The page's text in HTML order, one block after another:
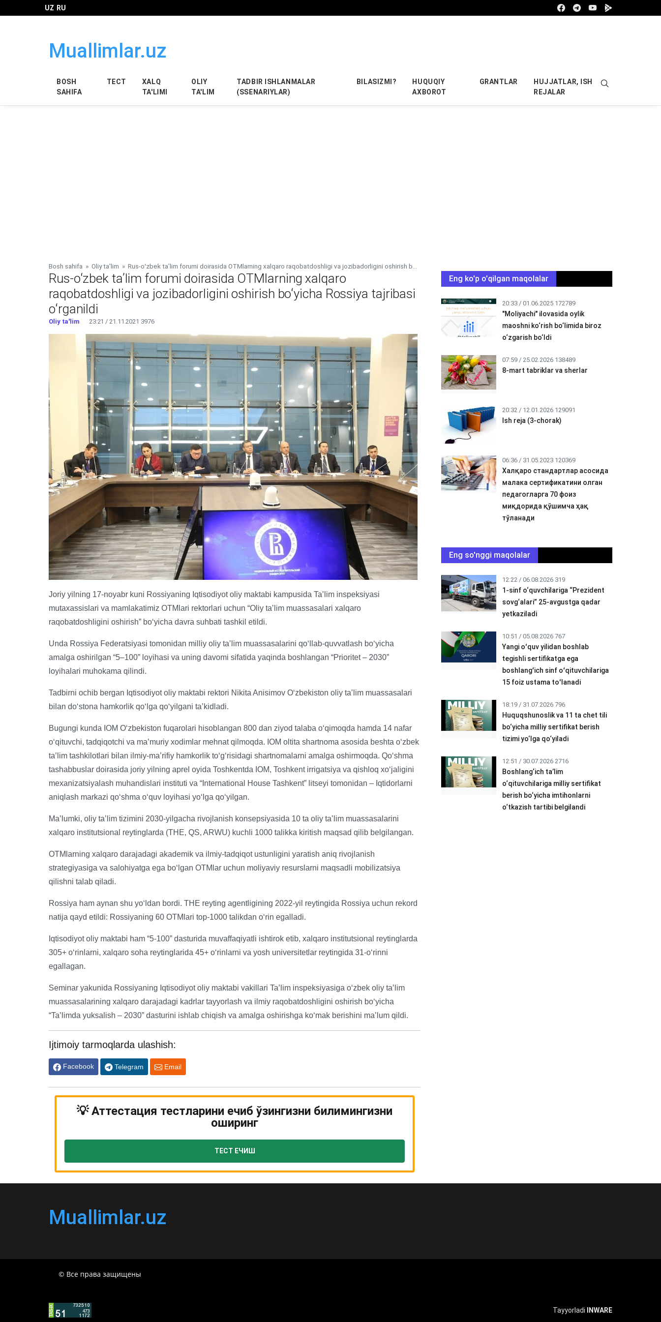
UZ RU FacebookTelegram
Youtube
Muallimlar.uz
BOSH
SAHIFA
ТЕСТ
XALQ
TA'LIMI
OLIY
TA'LIM
TADBIR ISHLANMALAR
(SSENARIYLAR)
BILASIZMI?
HUQUQIY
AXBOROT
GRANTLAR
HUJJATLAR, ISH
REJALAR
Bosh sahifa » Oliy ta'lim » Rus-oʻzbek taʼlim forumi doirasida OTMlarning xalqaro raqobatdoshligi va jozibadorligini oshirish b...
Rus-oʻzbek taʼlim forumi doirasida OTMlarning xalqaro
raqobatdoshligi va jozibadorligini oshirish boʻyicha Rossiya tajribasi
oʻrganildi
Oliy ta'lim 23:21 / 21.11.2021 3976
Joriy yilning 17-noyabr kuni Rossiyaning Iqtisodiyot oliy maktabi kampusida Taʼlim inspeksiyasi
mutaxassislari va mamlakatimiz OTMlari rektorlari uchun “Oliy taʼlim muassasalari xalqaro
raqobatdoshligini oshirish” boʻyicha davra suhbati tashkil etildi.
Unda Rossiya Federatsiyasi tomonidan milliy oliy taʼlim muassasalarini qoʻllab-quvvatlash boʻyicha
amalga oshirilgan “5–100” loyihasi va uning davomi sifatida yaqinda boshlangan “Prioritet – 2030”
loyihalari muhokama qilindi.
Tadbirni ochib bergan Iqtisodiyot oliy maktabi rektori Nikita Anisimov Oʻzbekiston oliy taʼlim muassasalari
bilan doʻstona hamkorlik qoʻlga qoʻyilgani taʼkidladi.
Bugungi kunda IOM Oʻzbekiston fuqarolari hisoblangan 800 dan ziyod talaba oʻqimoqda hamda 14 nafar
oʻqituvchi, tadqiqotchi va maʼmuriy xodimlar mehnat qilmoqda. IOM oltita shartnoma asosida beshta oʻzbek
taʼlim tashkilotlari bilan ilmiy-maʼrifiy hamkorlik toʻgʻrisidagi shartnomalarni amalga oshirmoqda. Qoʻshma
tashabbuslar doirasida joriy yilning aprel oyida Toshkentda IOM, Toshkent irrigatsiya va qishloq xoʻjaligini
mexanizatsiyalash muhandislari instituti va “International House Tashkent” litseyi tomonidan – Iqtidorlarni
aniqlash markazi qoʻshma oʻquv loyihasi yoʻlga qoʻyilgan.
Maʼlumki, oliy taʼlim tizimini 2030-yilgacha rivojlanish konsepsiyasida 10 ta oliy taʼlim muassasalarini
xalqaro institutsional reytinglarda (THE, QS, ARWU) kuchli 1000 talikka kiritish maqsad qilib belgilangan.
OTMlarning xalqaro darajadagi akademik va ilmiy-tadqiqot ustunligini yaratish aniq rivojlanish
strategiyasiga va salohiyatga ega boʻlgan OTMlar uchun moliyaviy resurslarni maqsadli mobilizatsiya
qilishni talab qiladi.
Rossiya ham aynan shu yoʻldan bordi. THE reyting agentligining 2022-yil reytingida Rossiya uchun rekord
natija qayd etildi: Rossiyaning 60 OTMlari top-1000 talikdan oʻrin egalladi.
Iqtisodiyot oliy maktabi ham “5-100” dasturida muvaffaqiyatli ishtirok etib, xalqaro institutsional reytinglarda
305+ oʻrinlarni, xalqaro soha reytinglarida 45+ oʻrinlarni va yosh universitetlar reytingida 31-oʻrinni
egallagan.
Seminar yakunida Rossiyaning Iqtisodiyot oliy maktabi vakillari Taʼlim inspeksiyasiga oʻzbek oliy taʼlim
muassasalarining xalqaro darajadagi kadrlar tayyorlash va ilmiy raqobatdoshligini oshirish boʻyicha
“Taʼlimda yuksalish – 2030” dasturini ishlab chiqish va amalga oshirishga koʻmak berishini maʼlum qildi.
Ijtimoiy tarmoqlarda ulashish:
Facebook Telegram Email
💡 Аттестация тестларини ечиб ўзингизни билимингизни
оширинг
ТЕСТ ЕЧИШ
Eng ko'p o'qilgan maqolalar
20:33 / 01.06.2025 172789
"Moliyachi" ilovasida oylik
maoshni ko‘rish bo‘limida biroz
o‘zgarish bo‘ldi
07:59 / 25.02.2026 138489
8-mart tabriklar va sherlar
20:32 / 12.01.2026 129091
Ish reja (3-chorak)
06:36 / 31.05.2023 120369
Халқаро стандартлар асосида
малака сертификатини олган
педагогларга 70 фоиз
миқдорида қўшимча ҳақ
тўланади
Eng so'nggi maqolalar
12:22 / 06.08.2026 319
1-sinf o‘quvchilariga “Prezident
sovg‘alari” 25-avgustga qadar
yetkaziladi
10:51 / 05.08.2026 767
Yangi oʻquv yilidan boshlab
tegishli sertifikatga ega
boshlangʻich sinf oʻqituvchilariga
15 foiz ustama toʻlanadi
18:19 / 31.07.2026 796
Huquqshunoslik va 11 ta chet tili
bo‘yicha milliy sertifikat berish
tizimi yo‘lga qo‘yiladi
12:51 / 30.07.2026 2716
Boshlang‘ich ta’lim
o‘qituvchilariga milliy sertifikat
berish bo‘yicha imtihonlarni
o‘tkazish tartibi belgilandi
Muallimlar.uz
© Все права защищены
Узбекистан от 4 марта 2008 года (постановлением Минюста от 20 марта 2008 года № 1778 государственной регистрации) «Итоговое состояние учащихся
общего среднего образования на основании положения об утверждении положения об аттестации общего среднего образования выпускной экзамен
Tayyorladi INWARE